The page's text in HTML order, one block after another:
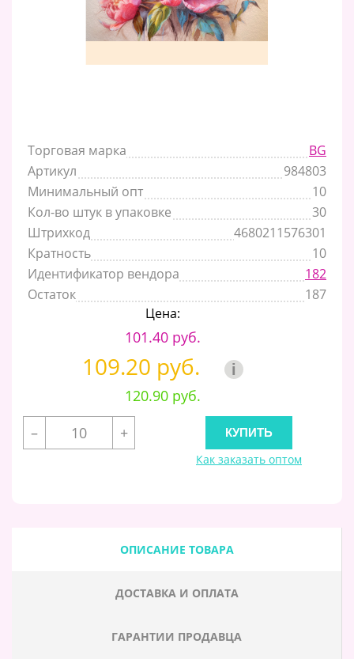
Торговая марка
BG
Артикул
984803
Минимальный опт
10
Кол-во штук в упаковке
30
Штрихкод
4680211576301
Кратность
10
Идентификатор вендора
182
Остаток
187
Цена:
101.40 руб.
109.20 руб. i
120.90 руб.
–
+
Как заказать оптом
ОПИСАНИЕ ТОВАРА
ДОСТАВКА И ОПЛАТА
ГАРАНТИИ ПРОДАВЦА